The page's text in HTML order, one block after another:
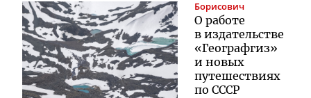
Борисович
О работе
в издательстве
«Географгиз»
и новых
путешествиях
по СССР